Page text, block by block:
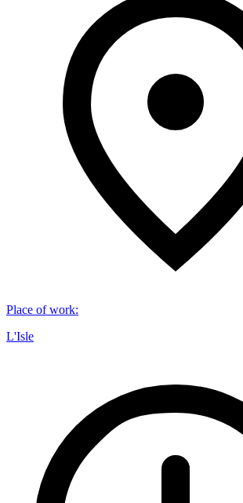
Place of work:
L'Isle